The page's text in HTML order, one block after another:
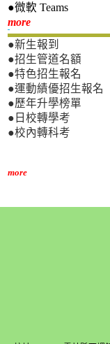
●微軟 Teams
more新生專區
●新生報到
●招生管道名額
●特色招生報名
●運動績優招生報名
●歷年升學榜單
●日校轉學考
●校內轉科考
more